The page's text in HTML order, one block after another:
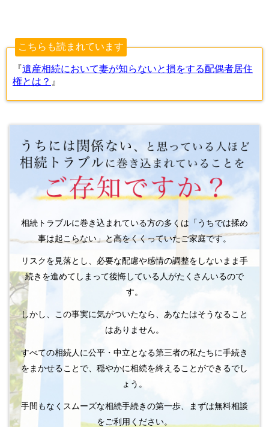
こちらも読まれています
『遺産相続において妻が知らないと損をする配偶者居住
権とは？ 』
相続トラブルに巻き込まれている方の多くは「うちでは揉め
事は起こらない」と高をくくっていたご家庭です。
リスクを見落とし、必要な配慮や感情の調整をしないまま手
続きを進めてしまって後悔している人がたくさんいるので
す。
しかし、この事実に気がついたなら、あなたはそうなること
はありません。
すべての相続人に公平・中立となる第三者の私たちに手続き
をまかせることで、穏やかに相続を終えることができるでし
ょう。
手間もなくスムーズな相続手続きの第一歩、まずは無料相談
をご利用ください。